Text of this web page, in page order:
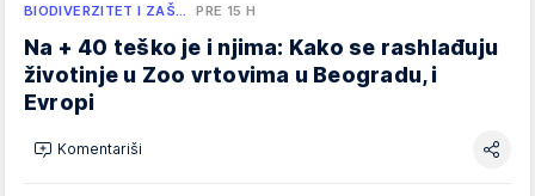
BIODIVERZITET I ZAŠ… PRE 15 H
Na + 40 teško je i njima: Kako se rashlađuju
životinje u Zoo vrtovima u Beogradu, i
Evropi
Komentariši